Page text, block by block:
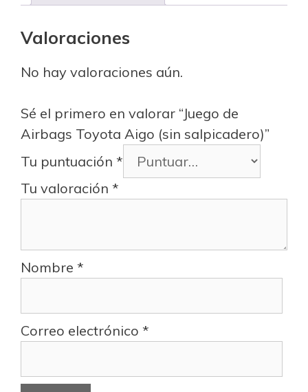
Valoraciones
No hay valoraciones aún.
Sé el primero en valorar “Juego de
Airbags Toyota Aigo (sin salpicadero)”
Tu puntuación *
Tu valoración *
Nombre *
Correo electrónico *